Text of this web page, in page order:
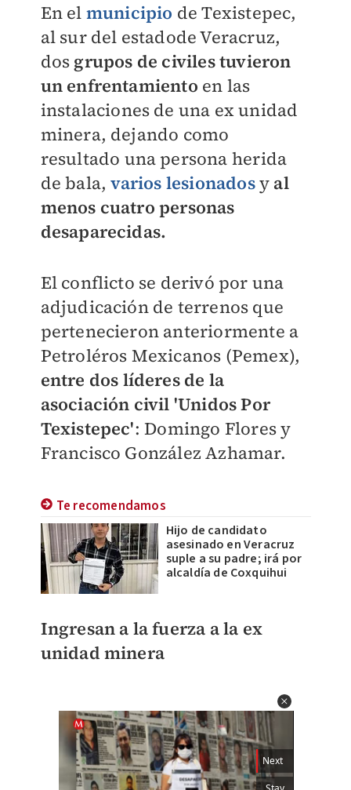
En el municipio de Texistepec,
al sur del estadode Veracruz,
dos grupos de civiles tuvieron
un enfrentamiento en las
instalaciones de una ex unidad
minera, dejando como
resultado una persona herida
de bala,varios lesionadosy al
menos cuatro personas
desaparecidas.
El conflicto se derivó por una
adjudicación de terrenos que
pertenecieron anteriormente a
Petroléros Mexicanos (Pemex),
entre dos líderes de la
asociación civil 'Unidos Por
Texistepec': Domingo Flores y
Francisco González Azhamar.
Te recomendamos
Hijo de candidato
asesinado en Veracruz
suple a su padre; irá por
alcaldía de Coxquihui
Ingresan a la fuerza a la ex
unidad minera